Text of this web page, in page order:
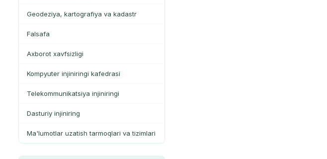
Geodeziya, kartografiya va kadastr
Falsafa
Axborot xavfsizligi
Kompyuter injiniringi kafedrasi
Telekommunikatsiya injiniringi
Dasturiy injiniring
Ma'lumotlar uzatish tarmoqlari va tizimlari